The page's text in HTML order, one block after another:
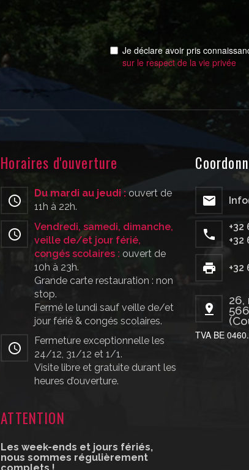
Je déclare avoir pris
sur le respect de la vie privée
Horaires d'ouverture
Du mardi au jeudi :ouvert de
11h à 22h.
Vendredi, samedi, dimanche,
veille de/et jour férié,
congés scolaires : ouvert de
10h à 23h.
Grande carte restauration : non
stop.
Fermé le lundi sauf veille de/et
jour férié & congés scolaires.
Fermeture exceptionnelle les
24/12, 31/12 et 1/1.
Visite libre et gratuite durant les
heures d’ouverture.
ATTENTION
Les week-ends et jours fériés,
nous sommes régulièrement
+32
+32
+32
26,
TVA BE